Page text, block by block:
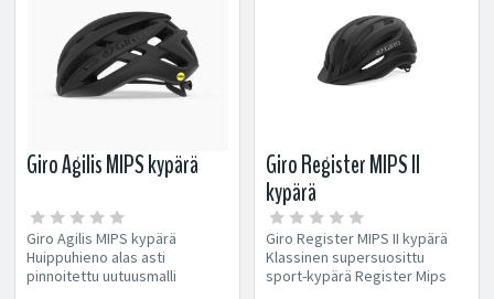
Giro Agilis MIPS kypärä
Giro Agilis MIPS kypärä
Huippuhieno alas asti
pinnoitettu uutuusmalli
Giro Register MIPS II
kypärä
Giro Register MIPS II kypärä
Klassinen supersuosittu
sport-kypärä Register Mips